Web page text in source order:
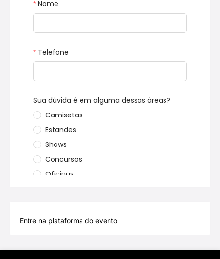
Entre na plataforma do evento